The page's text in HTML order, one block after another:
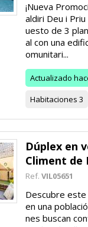
¡Nueva
aldiri Deu i
uesto de 3
al con una
omunitari...
Actualizado
Habitaciones 3
Dúplex en
Climent de
Ref. VIL05651
Descubre
en una
nes buscan